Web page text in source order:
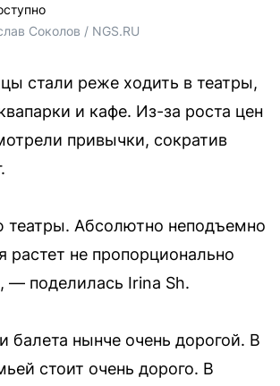
Соколов / NGS.RU
стали реже ходить в театры,
и кафе. Из-за роста цен
привычки, сократив
Абсолютно неподъемно
растет не пропорционально
поделилась Irina Sh.
балета нынче очень дорогой. В
стоит очень дорого. В